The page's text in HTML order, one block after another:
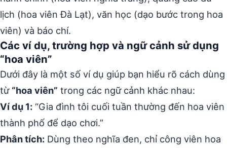
lịch (hoa viên Đà Lạt), văn học (dạo bước trong hoa
viên) và báo chí.
Các ví dụ, trường hợp và ngữ cảnh sử dụng
“hoa viên”
Dưới đây là một số ví dụ giúp bạn hiểu rõ cách dùng
từ “hoa viên” trong các ngữ cảnh khác nhau:
Ví dụ 1: “Gia đình tôi cuối tuần thường đến hoa viên
thành phố để dạo chơi.”
Phân tích: Dùng theo nghĩa đen, chỉ công viên hoa